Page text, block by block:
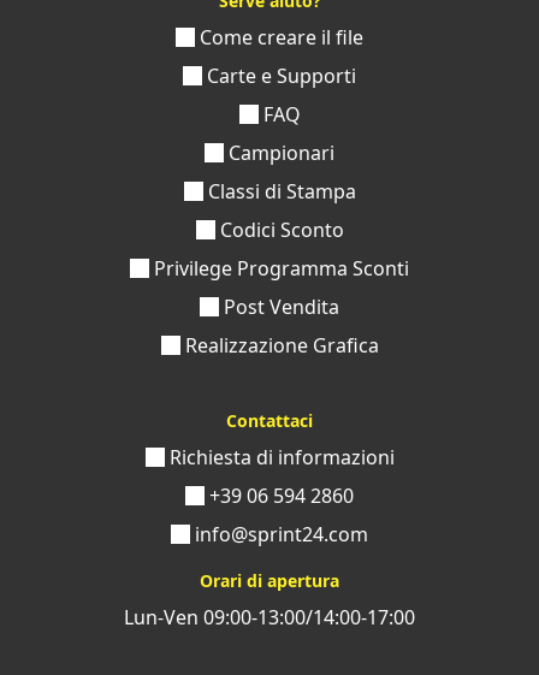
Come creare il file
Carte e Supporti
FAQ
Campionari
Classi di Stampa
Codici Sconto
Privilege Programma Sconti
Post Vendita
Realizzazione Grafica
Contattaci
Richiesta di informazioni
+39 06 594 2860
info@sprint24.com
Orari di apertura
Lun-Ven 09:00-13:00/14:00-17:00